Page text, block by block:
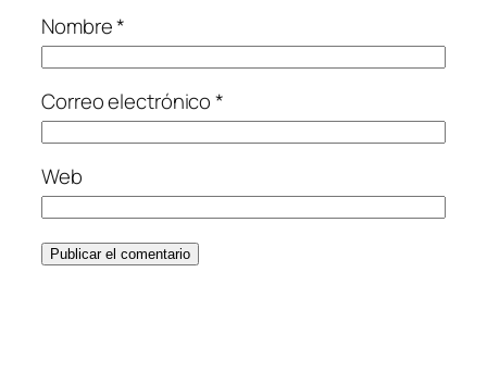
Nombre*
Correo electrónico*
Web